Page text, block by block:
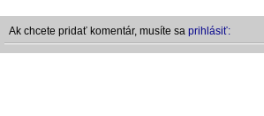
Ak chcete pridať komentár, musíte sa prihlásiť: